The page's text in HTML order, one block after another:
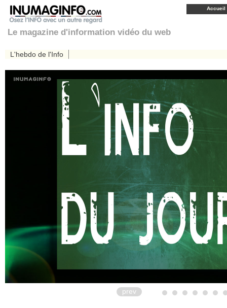
Accueil
Le magazine d'information vidéo du web
L'hebdo de l'Info
prev